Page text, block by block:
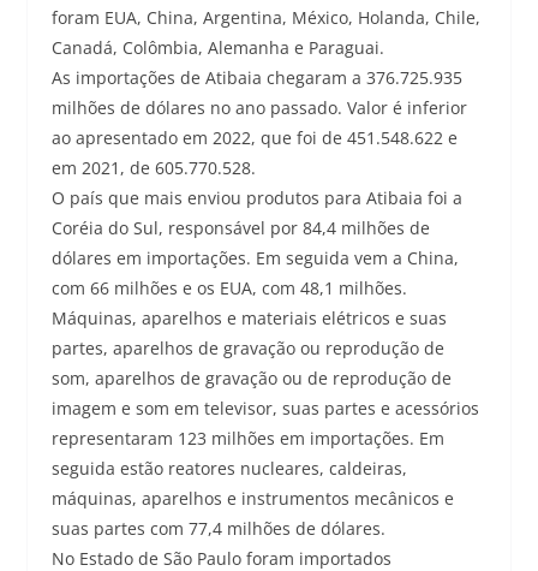
foram EUA, China, Argentina, México, Holanda, Chile,
Canadá, Colômbia, Alemanha e Paraguai.
As importações de Atibaia chegaram a 376.725.935
milhões de dólares no ano passado. Valor é inferior
ao apresentado em 2022, que foi de 451.548.622 e
em 2021, de 605.770.528.
O país que mais enviou produtos para Atibaia foi a
Coréia do Sul, responsável por 84,4 milhões de
dólares em importações. Em seguida vem a China,
com 66 milhões e os EUA, com 48,1 milhões.
Máquinas, aparelhos e materiais elétricos e suas
partes, aparelhos de gravação ou reprodução de
som, aparelhos de gravação ou de reprodução de
imagem e som em televisor, suas partes e acessórios
representaram 123 milhões em importações. Em
seguida estão reatores nucleares, caldeiras,
máquinas, aparelhos e instrumentos mecânicos e
suas partes com 77,4 milhões de dólares.
No Estado de São Paulo foram importados